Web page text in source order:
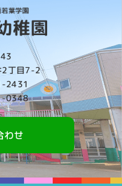
2丁目7-2
2431
0348
わせ